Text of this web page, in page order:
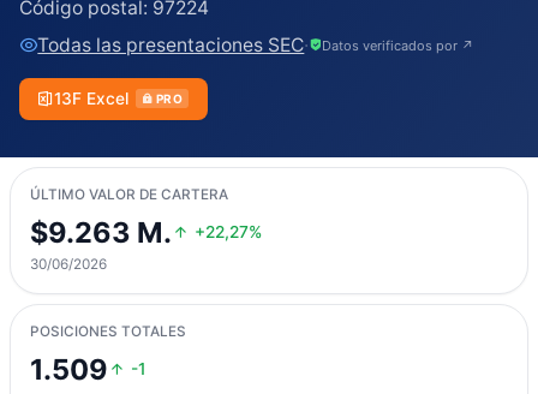
Código postal: 97224
Todas las presentaciones SEC· Datos verificados por ↗
13F Excel PRO
ÚLTIMO VALOR DE CARTERA
$9.263 M. +22,27%
30/06/2026
POSICIONES TOTALES
1.509 -1